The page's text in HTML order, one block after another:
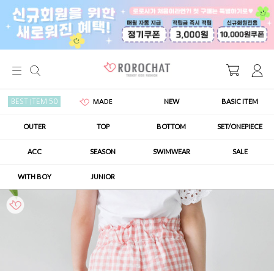
BEST ITEM 50 MADE NEW BASIC ITEM
OUTER TOP BOTTOM SET/ONEPIECE
ACC SEASON SWIMWEAR SALE
WITH BOY JUNIOR